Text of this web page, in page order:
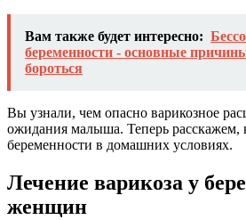
Вам также будет интересно:
беременности - основные
бороться
Вы узнали, чем опасно варикозное
ожидания малыша. Теперь расскажем,
беременности в домашних условиях.
Лечение варикоза у
женщин